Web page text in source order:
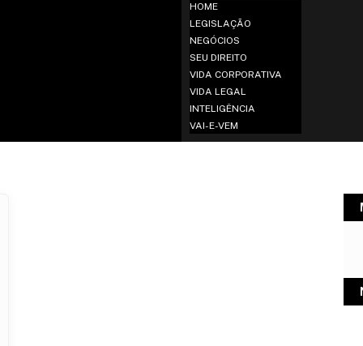
HOME
LEGISLAÇÃO
NEGÓCIOS
SEU DIREITO
VIDA CORPORATIVA
VIDA LEGAL
INTELIGÊNCIA
VAI-E-VEM